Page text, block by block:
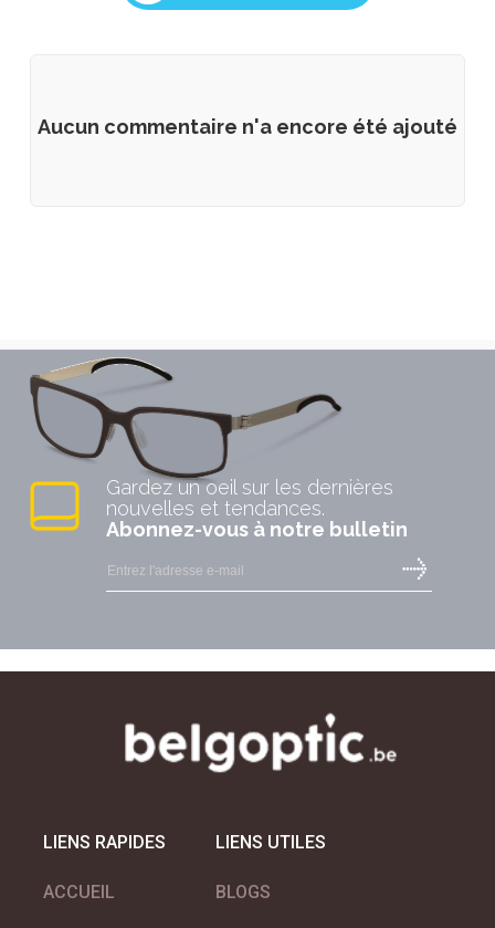
LIU JO
Aucun commentaire n'a encore été ajouté
Gardez un oeil sur les dernières
nouvelles et tendances.
Abonnez-vous à notre bulletin
LIENS RAPIDES
ACCUEIL
LIENS UTILES
BLOGS